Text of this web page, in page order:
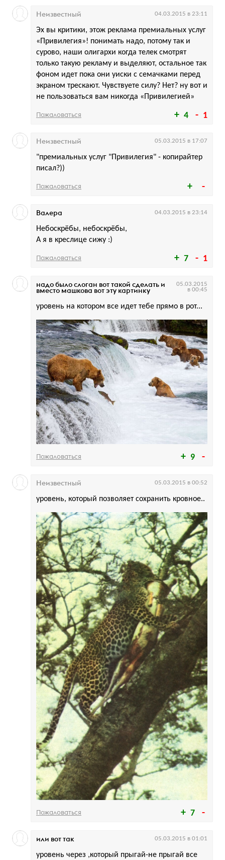
4 1
Эх вы критики, этож реклама премиальных услуг
«Привилегия»! понимать надо, потому так и
сурово, наши олигархи когда телек смотрят
только такую рекламу и выделяют, остальное так
фоном идет пока они уиски с семачками перед
экраном трескают. Чувствуете силу? Нет? ну вот и
не пользоваться вам никогда «Привилегией»
Неизвестный 04.03.2015 в 23:11
Пожаловаться
"премиальных услуг "Привилегия" - копирайтер
писал?))
Неизвестный 05.03.2015 в 17:07
Пожаловаться
7 1
Небоскрёбы, небоскрёбы,
А я в креслице сижу :)
Валера 04.03.2015 в 23:14
Пожаловаться
9
уровень на котором все идет тебе прямо в рот...
надо было слоган вот такой сделать и
вместо машкова вот эту картинку
05.03.2015
в 00:45
Пожаловаться
7
уровень, который позволяет сохранить кровное..
Неизвестный 05.03.2015 в 00:52
Пожаловаться
уровень через ,который прыгай-не прыгай все
или вот так 05.03.2015 в 01:01